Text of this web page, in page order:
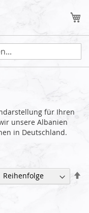
für Ihren
unsere Albanien
in Deutschland.